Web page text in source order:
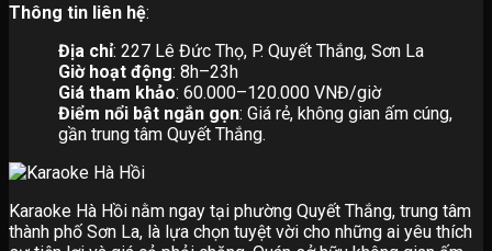
Thông tin liên hệ:
Địa chỉ: 227 Lê Đức Thọ, P. Quyết Thắng, Sơn La
Giờ hoạt động: 8h–23h
Giá tham khảo: 60.000–120.000 VNĐ/giờ
Điểm nổi bật ngắn gọn: Giá rẻ, không gian ấm cúng,
gần trung tâm Quyết Thắng.
Karaoke Hà Hồi nằm ngay tại phường Quyết Thắng, trung tâm
thành phố Sơn La, là lựa chọn tuyệt vời cho những ai yêu thích